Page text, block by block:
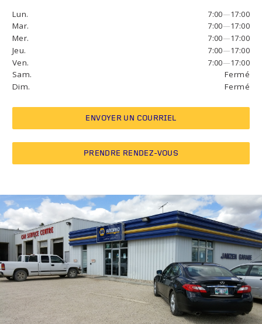
Lun. 7:00—17:00
Mar.
7:00—17:00
Mer.
7:00—17:00
Jeu.
7:00—17:00
Ven.
7:00—17:00
Sam.
Fermé
Dim.
Fermé
ENVOYER UN COURRIEL
PRENDRE RENDEZ-VOUS